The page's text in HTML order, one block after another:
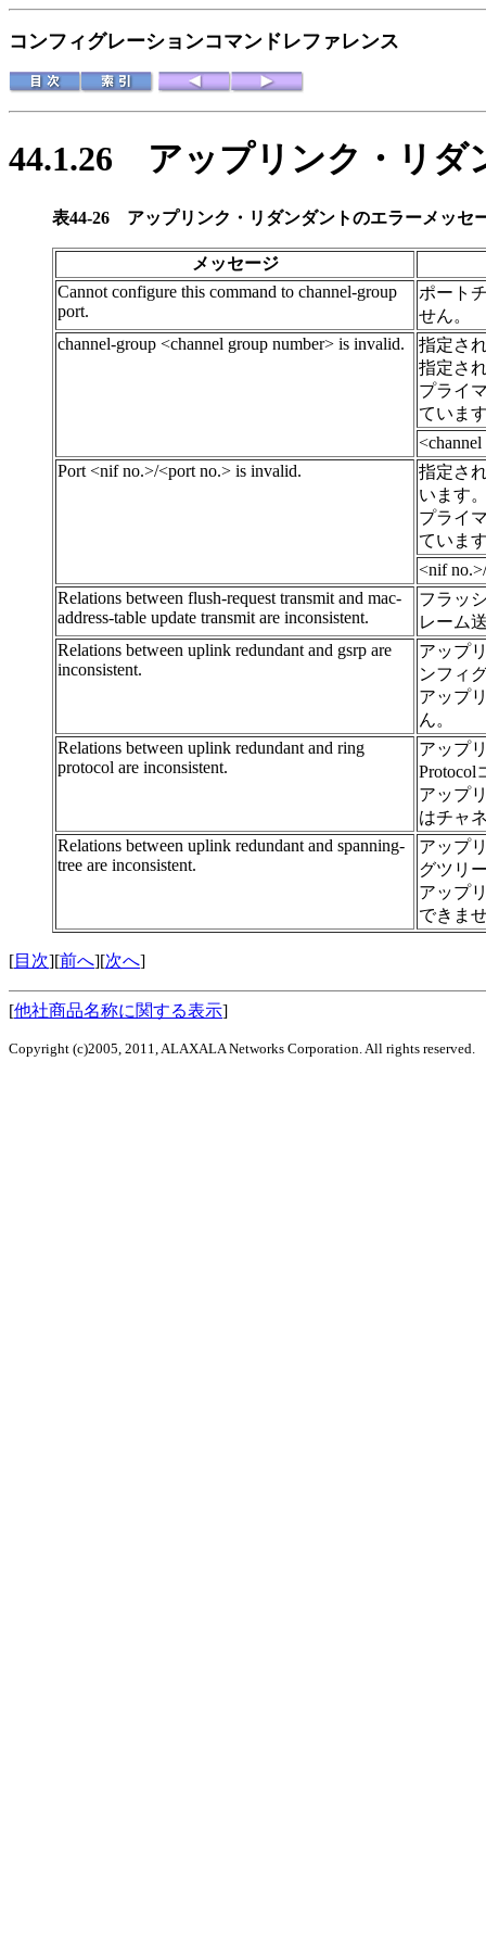
コンフィグレーションコマンドレファレンス
44.1.26 アップリンク・リダ
表44-26 アップリンク・リダンダントのエラーメッセ
メッセージ
Cannot configure this command to channel-group
port.
ポート
せん。
channel-group <channel group number> is invalid.
指定さ
指定さ
プライ
ていま
Port <nif no.>/<port no.> is invalid.
指定さ
います
プライ
ていま
<nif
Relations between flush-request transmit and mac-
address-table update transmit are inconsistent.
フラッ
レーム
Relations between uplink redundant and gsrp are
inconsistent.
アップ
ンフィ
アップ
ん。
Relations between uplink redundant and ring
protocol are inconsistent.
アップ
Protocol
アップ
はチャ
Relations between uplink redundant and spanning-
tree are inconsistent.
アップ
グツリ
アップ
できま
[目次][前へ][次へ]
[他社商品名称に関する表示]
Copyright (c)2005, 2011, ALAXALA Networks Corporation. All rights reserved.